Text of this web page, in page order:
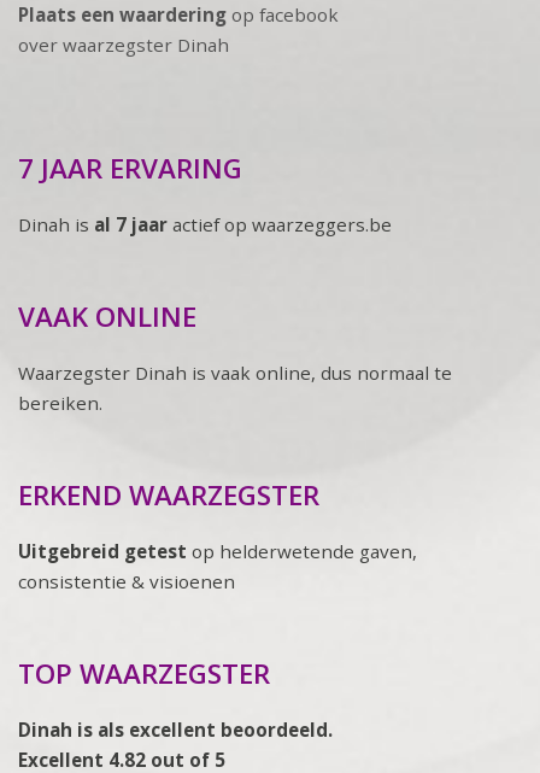
Plaats een waardering op facebook
over waarzegster Dinah
7 JAAR ERVARING
Dinah is al 7 jaar actief op waarzeggers.be
VAAK ONLINE
Waarzegster Dinah is vaak online, dus normaal te
bereiken.
ERKEND WAARZEGSTER
Uitgebreid getest op helderwetende gaven,
consistentie & visioenen
TOP WAARZEGSTER
Dinah is als excellent beoordeeld.
Excellent 4.82 out of 5